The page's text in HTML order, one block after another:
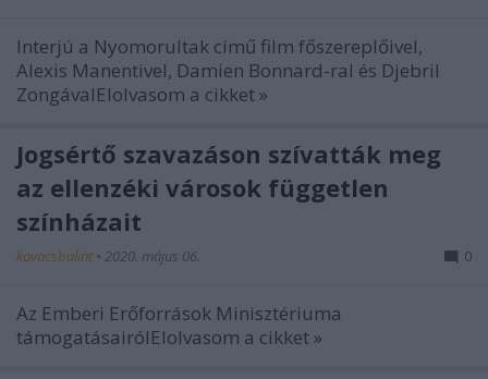
Interjú a Nyomorultak című film főszereplőivel,
Alexis Manentivel, Damien Bonnard-ral és Djebril
ZongávalElolvasom a cikket »
Jogsértő szavazáson szívatták meg
az ellenzéki városok független
színházait
kovacsbalint • 2020. május 06. 0
Az Emberi Erőforrások Minisztériuma
támogatásairólElolvasom a cikket »